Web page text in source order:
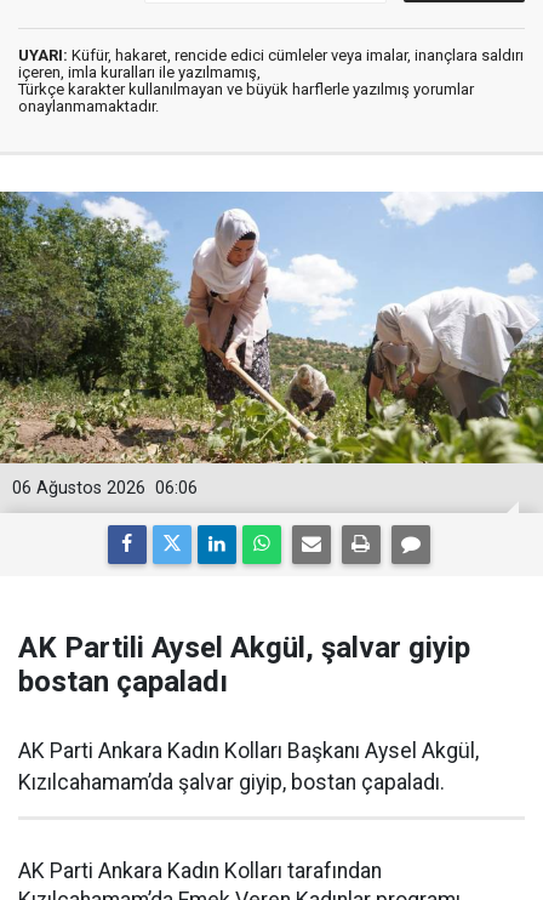
UYARI: Küfür, hakaret, rencide edici cümleler veya imalar, inançlara saldırı
içeren, imla kuralları ile yazılmamış,
Türkçe karakter kullanılmayan ve büyük harflerle yazılmış yorumlar
onaylanmamaktadır.
06:06
06 Ağustos 2026
AK Partili Aysel Akgül, şalvar giyip
bostan çapaladı
AK Parti Ankara Kadın Kolları Başkanı Aysel Akgül,
Kızılcahamam’da şalvar giyip, bostan çapaladı.
AK Parti Ankara Kadın Kolları tarafından